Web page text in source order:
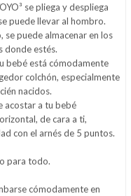
se pliega y despliega
puede llevar al hombro.
se puede almacenar en los
donde estés.
bebé está cómodamente
colchón, especialmente
nacidos.
acostar a tu bebé
de cara a ti,
con el arnés de 5 puntos.
para todo.
cómodamente en